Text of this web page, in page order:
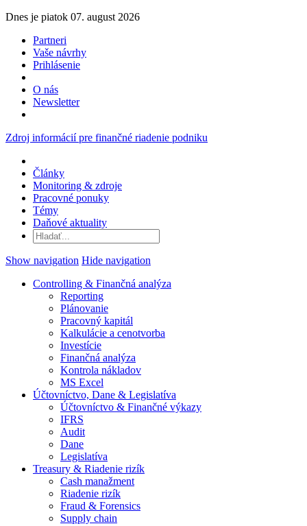
Dnes je piatok 07. august 2026
Partneri
Vaše návrhy
Prihlásenie
O nás
Newsletter
Zdroj informácií pre finančné riadenie podniku
Články
Monitoring & zdroje
Pracovné ponuky
Témy
Daňové aktuality
Show navigation Hide navigation
Controlling & Finančná analýza
Reporting
Plánovanie
Pracovný kapitál
Kalkulácie a cenotvorba
Investície
Finančná analýza
Kontrola nákladov
MS Excel
Účtovníctvo, Dane & Legislatíva
Účtovníctvo & Finančné výkazy
IFRS
Audit
Dane
Legislatíva
Treasury & Riadenie rizík
Cash manažment
Riadenie rizík
Fraud & Forensics
Supply chain